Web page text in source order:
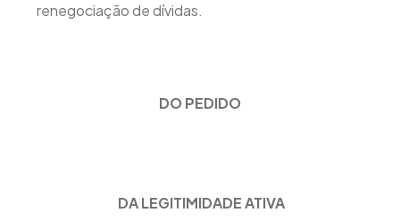
renegociação de dívidas.
DO PEDIDO
DA LEGITIMIDADE ATIVA